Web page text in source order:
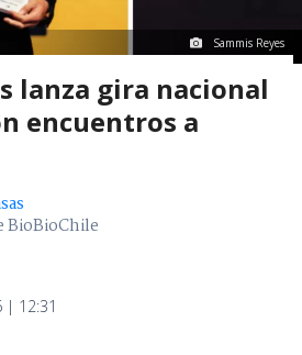
Sammis Reyes
lanza gira nacional
encuentros a
BioBioChile
| 12:31